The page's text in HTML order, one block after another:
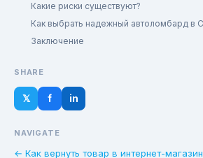
Какие риски существуют?
Как выбрать надежный автоломбард в
Заключение
SHARE
𝕏 f in
NAVIGATE
← Как вернуть товар в интернет-